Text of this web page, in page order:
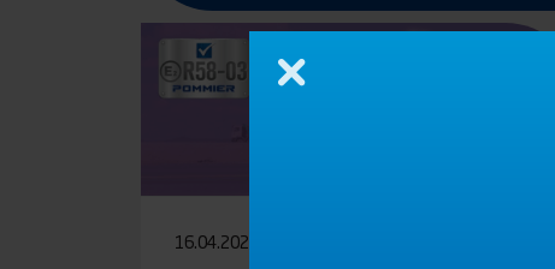
16.04.2021